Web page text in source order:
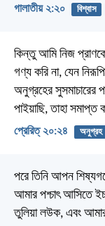
গালাতীয় ২:২০ বিশ্বাস
কিন্তু আমি নিজ
গণ্য করি না, যেন
অনুগ্রহের সুসমাচারের
পাইয়াছি, তাহা সমাপ্ত
প্রেরিত্‌ ২০:২৪ অনুগ্রহ
পরে তিনি আপন
আমার পশ্চাৎ আসিতে
তুলিয়া লউক, এবং